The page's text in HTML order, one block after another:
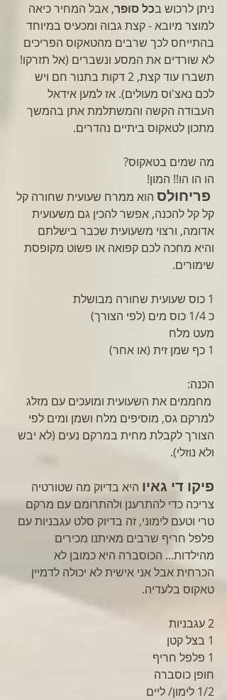
ניתן לרכוש בכל סופר, אבל המחיר כיאה
למוצר מיובא - קצת גבוה ומכעיס במיוחד
בהתייחס לכך שרבים מהטאקוס הפריכים
לא שורדים את המסע ונשברים (אל תזרקו!
תשברו עוד קצת, 2 דקות בתנור חם ויש
לכם נאצ'וס מעולים). אז למען אידאל
העבודה הקשה והמשתלמת אתן בהמשך
מתכון לטאקוס ביתיים נהדרים.
מה שמים בטאקוס?
הו הו הו!! המון!
הוא ממרח שעועית שחורה קל
קל קל להכנה, אפשר להכין גם משעועית
אדומה, ורצוי משעועית שכבר בישלתם
והיא מחכה לכם קפואה או פשוט מקופסת
שימורים.
1 כוס שעועית שחורה מבושלת
כ 1/4 כוס מים (לפי הצורך)
מעט מלח
1 כף שמן זית (או אחר)
הכנה:
מחממים את השעועית ומועכים עם מזלג
למרקם גס, מוסיפים מלח ושמן ומים לפי
הצורך לקבלת מחית במרקם נעים (לא יבש
ולא נוזלי).
פיקו די גאיו היא בדיוק מה שטורטיה
צריכה כדי להתרענן ולהתרומם עם מרקם
טרי וטעם לימוני, זה בדיוק סלט עגבניות עם
פלפל חריף שרבים מאיתנו מכירים
מהילדות... הכוסברה היא כמובן לא
הכרחית אבל אני אישית לא יכולה לדמיין
טאקוס בלעדיה.
2 עגבניות
1 בצל קטן
1 פלפל חריף
חופן כוסברה
1/2 לימון/ ליים